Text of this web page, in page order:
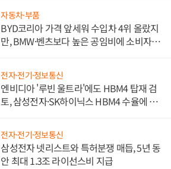
자동차·부품
BYD코리아 가격 앞세워 수입차 4위 올랐지
만, BMW·벤츠보다 높은 공임비에 소비자
전자·전기·정보통신
엔비디아 '루빈 울트라'에도 HBM4 탑재 검
토, 삼성전자·SK하이닉스 HBM4 수율에 주
전자·전기·정보통신
삼성전자 넷리스트와 특허분쟁 매듭, 5년 동
안 최대 1.3조 라이선스비 지급